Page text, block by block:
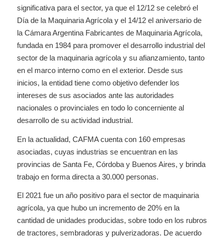
significativa para el sector, ya que el 12/12 se celebró el
Día de la Maquinaria Agrícola y el 14/12 el aniversario de
la Cámara Argentina Fabricantes de Maquinaria Agrícola,
fundada en 1984 para promover el desarrollo industrial del
sector de la maquinaria agrícola y su afianzamiento, tanto
en el marco interno como en el exterior. Desde sus
inicios, la entidad tiene como objetivo defender los
intereses de sus asociados ante las autoridades
nacionales o provinciales en todo lo concerniente al
desarrollo de su actividad industrial.
En la actualidad, CAFMA cuenta con 160 empresas
asociadas, cuyas industrias se encuentran en las
provincias de Santa Fe, Córdoba y Buenos Aires, y brinda
trabajo en forma directa a 30.000 personas.
El 2021 fue un año positivo para el sector de maquinaria
agrícola, ya que hubo un incremento de 20% en la
cantidad de unidades producidas, sobre todo en los rubros
de tractores, sembradoras y pulverizadoras. De acuerdo